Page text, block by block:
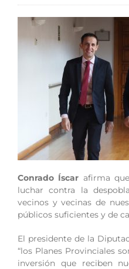
Conrado Íscar afirma
luchar contra la
vecinos y vecinas de
públicos suficientes y de
El presidente de la
“los Planes Provinciales
inversión que reciben